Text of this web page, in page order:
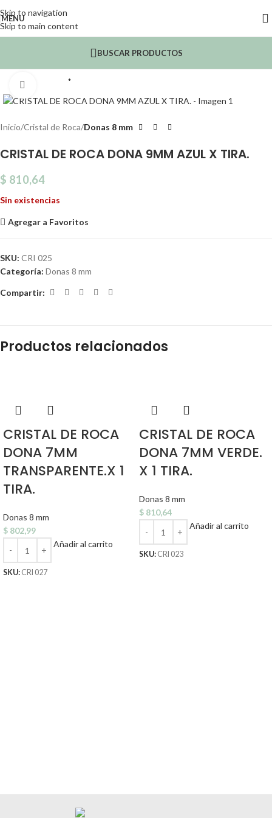
Skip to navigation
Skip to main content
MENU
BUSCAR PRODUCTOS
*
Inicio Cristal de Roca Donas 8 mm
CRISTAL DE ROCA DONA 9MM AZUL X TIRA.
$ 810,64
Sin existencias
Agregar a Favoritos
SKU: CRI 025
Categoría: Donas 8 mm
Compartir:
Productos relacionados
CRISTAL DE ROCA
DONA 7MM
TRANSPARENTE.X 1
TIRA.
Donas 8 mm
$ 802,99
Añadir al carrito
SKU: CRI 027
CRISTAL DE ROCA
DONA 7MM VERDE.
X 1 TIRA.
Donas 8 mm
$ 810,64
Añadir al carrito
SKU: CRI 023